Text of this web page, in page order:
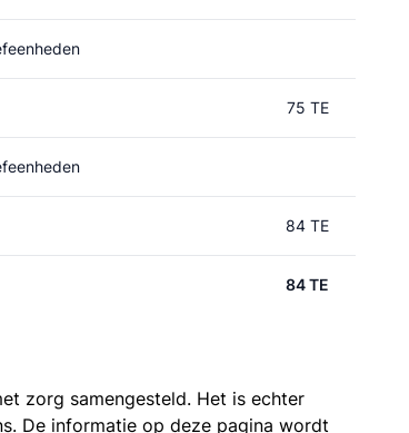
75 TE
84 TE
84 TE
zorg samengesteld. Het is echter
De informatie op deze pagina wordt